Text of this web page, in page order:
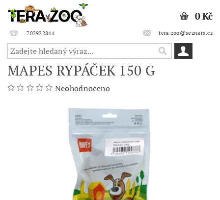
702922844 tera.zoo@seznam.cz
0 Kč
MAPES RYPÁČEK 150 G
Neohodnoceno